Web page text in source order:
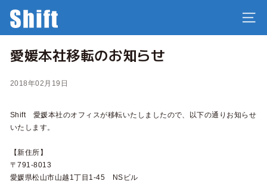
株
式
会
社
h
f
サイ
愛媛本社移転のお知らせ
2018年02月19日
Shift 愛媛本社のオフィスが移転いたしましたので、以下の通りお知らせ
いたします。
【新住所】
〒791-8013
愛媛県松山市山越1丁目1-45 NSビル